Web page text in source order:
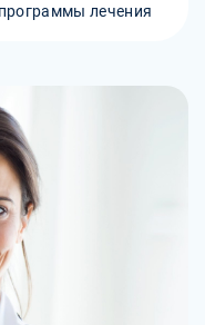
программы лечения